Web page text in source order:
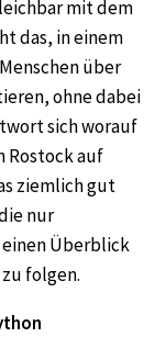
mit dem
das, in einem
über
ohne dabei
sich worauf
Rostock auf
ziemlich gut
nur
Überblick
folgen.